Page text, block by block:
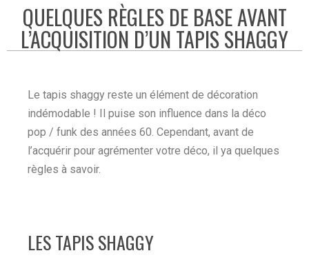
QUELQUES RÈGLES DE BASE AVANT
L’ACQUISITION D’UN TAPIS SHAGGY
Le tapis shaggy reste un élément de décoration
indémodable ! Il puise son influence dans la déco
pop / funk des années 60. Cependant, avant de
l’acquérir pour agrémenter votre déco, il ya quelques
règles à savoir.
LES TAPIS SHAGGY